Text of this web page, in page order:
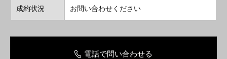
成約状況 お問い合わせください
電話で問い合わせる